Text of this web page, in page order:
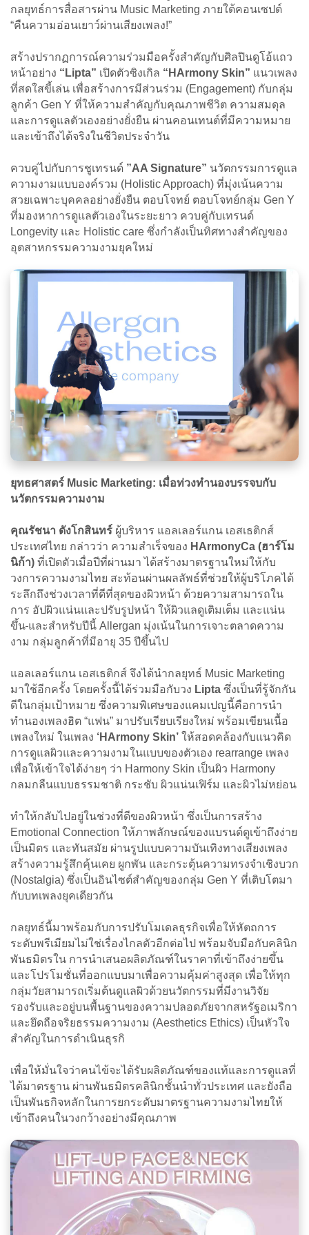
กลยุทธ์การสื่อสารผ่าน Music Marketing ภายใต้คอนเซปต์
“คืนความอ่อนเยาว์ผ่านเสียงเพลง!”
สร้างปรากฏการณ์ความร่วมมือครั้งสำคัญกับศิลปินดูโอ้แถว
หน้าอย่าง “Lipta” เปิดตัวซิงเกิล “HArmony Skin” แนวเพลง
ที่สดใสขี้เล่น เพื่อสร้างการมีส่วนร่วม (Engagement) กับกลุ่ม
ลูกค้า Gen Y ที่ให้ความสำคัญกับคุณภาพชีวิต ความสมดุล
และการดูแลตัวเองอย่างยั่งยืน ผ่านคอนเทนต์ที่มีความหมาย
และเข้าถึงได้จริงในชีวิตประจำวัน
ควบคู่ไปกับการชูเทรนด์ ”AA Signature” นวัตกรรมการดูแล
ความงามแบบองค์รวม (Holistic Approach) ที่มุ่งเน้นความ
สวยเฉพาะบุคคลอย่างยั่งยืน ตอบโจทย์ ตอบโจทย์กลุ่ม Gen Y
ที่มองหาการดูแลตัวเองในระยะยาว ควบคู่กับเทรนด์
Longevity และ Holistic care ซึ่งกำลังเป็นทิศทางสำคัญของ
อุตสาหกรรมความงามยุคใหม่
ยุทธศาสตร์ Music Marketing: เมื่อท่วงทำนองบรรจบกับ
นวัตกรรมความงาม
คุณรัชนา ดังโกสินทร์ ผู้บริหาร แอลเลอร์แกน เอสเธติกส์
ประเทศไทย กล่าวว่า ความสำเร็จของ HArmonyCa (ฮาร์โม
นิก้า) ที่เปิดตัวเมื่อปีที่ผ่านมา ได้สร้างมาตรฐานใหม่ให้กับ
วงการความงามไทย สะท้อนผ่านผลลัพธ์ที่ช่วยให้ผู้บริโภคได้
ระลึกถึงช่วงเวลาที่ดีที่สุดของผิวหน้า ด้วยความสามารถใน
การ อัปผิวแน่นและปรับรูปหน้า ให้ผิวแลดูเติมเต็ม และแน่น
ขึ้น และสำหรับปีนี้ Allergan มุ่งเน้นในการเจาะตลาดความ
งาม กลุ่มลูกค้าที่มีอายุ 35 ปีขึ้นไป
แอลเลอร์แกน เอสเธติกส์ จึงได้นำกลยุทธ์ Music Marketing
มาใช้อีกครั้ง โดยครั้งนี้ได้ร่วมมือกับวง Lipta ซึ่งเป็นที่รู้จักกัน
ดีในกลุ่มเป้าหมาย ซึ่งความพิเศษของแคมเปญนี้คือการนำ
ทำนองเพลงฮิต “แฟน” มาปรับเรียบเรียงใหม่ พร้อมเขียนเนื้อ
เพลงใหม่ ในเพลง ‘HArmony Skin’ ให้สอดคล้องกับแนวคิด
การดูแลผิวและความงามในแบบของตัวเอง rearrange เพลง
เพื่อให้เข้าใจได้ง่ายๆ ว่า Harmony Skin เป็นผิว Harmony
กลมกลืนแบบธรรมชาติ กระชับ ผิวแน่นเฟิร์ม และผิวไม่หย่อน
ทำให้กลับไปอยู่ในช่วงที่ดีของผิวหน้า ซึ่งเป็นการสร้าง
Emotional Connection ให้ภาพลักษณ์ของแบรนด์ดูเข้าถึงง่าย
เป็นมิตร และทันสมัย ผ่านรูปแบบความบันเทิงทางเสียงเพลง
สร้างความรู้สึกคุ้นเคย ผูกพัน และกระตุ้นความทรงจำเชิงบวก
(Nostalgia) ซึ่งเป็นอินไซต์สำคัญของกลุ่ม Gen Y ที่เติบโตมา
กับบทเพลงยุคเดียวกัน
กลยุทธ์นี้มาพร้อมกับการปรับโมเดลธุรกิจเพื่อให้หัตถการ
ระดับพรีเมียมไม่ใช่เรื่องไกลตัวอีกต่อไป พร้อมจับมือกับคลินิก
พันธมิตรใน การนำเสนอผลิตภัณฑ์ในราคาที่เข้าถึงง่ายขึ้น
และโปรโมชั่นที่ออกแบบมาเพื่อความคุ้มค่าสูงสุด เพื่อให้ทุก
กลุ่มวัยสามารถเริ่มต้นดูแลผิวด้วยนวัตกรรมที่มีงานวิจัย
รองรับและอยู่บนพื้นฐานของความปลอดภัยจากสหรัฐอเมริกา
และยึดถือจริยธรรมความงาม (Aesthetics Ethics) เป็นหัวใจ
สำคัญในการดำเนินธุรกิ
เพื่อให้มั่นใจว่าคนไข้จะได้รับผลิตภัณฑ์ของแท้และการดูแลที่
ได้มาตรฐาน ผ่านพันธมิตรคลินิกชั้นนำทั่วประเทศ และยังถือ
เป็นพันธกิจหลักในการยกระดับมาตรฐานความงามไทยให้
เข้าถึงคนในวงกว้างอย่างมีคุณภาพ